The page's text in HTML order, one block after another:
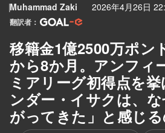
Muhammad Zaki 2026年4月26日
翻訳者：
移籍金1億2500万ポン
から8か月。アンフィ
ミアリーグ初得点を
ンダー・イサクは、
がってきた」と感じる